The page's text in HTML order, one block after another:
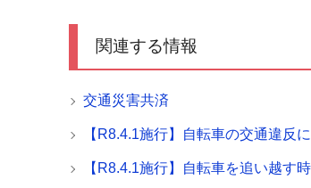
関連する情報
交通災害共済
【R8.4.1施行】自転車の交通違反
【R8.4.1施行】自転車を追い越す